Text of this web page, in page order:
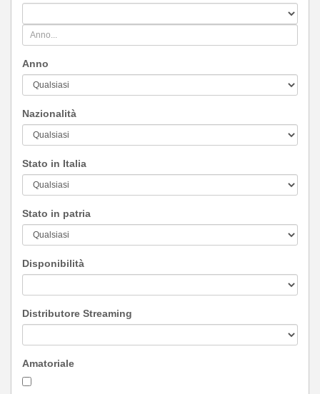
Anno
Nazionalità
Stato in Italia
Stato in patria
Disponibilità
Distributore Streaming
Amatoriale